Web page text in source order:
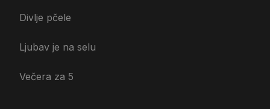
Divlje pčele
Ljubav je na selu
Večera za 5